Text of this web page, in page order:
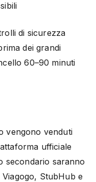
di sicurezza
dei grandi
60–90 minuti
vengono venduti
ufficiale
secondario saranno
StubHub e